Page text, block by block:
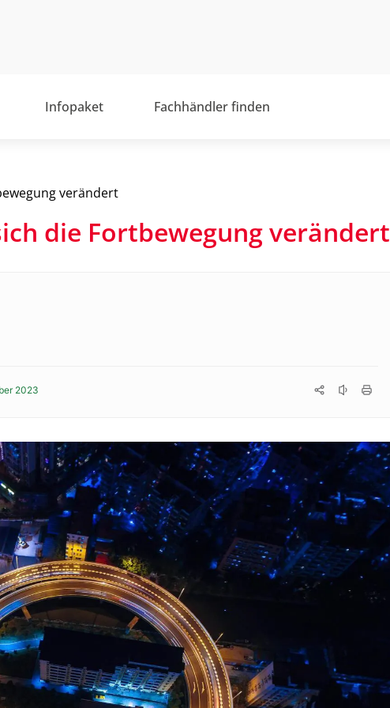
Infopaket Fachhändler finden
verändert
die Fortbewegung verändert
2023